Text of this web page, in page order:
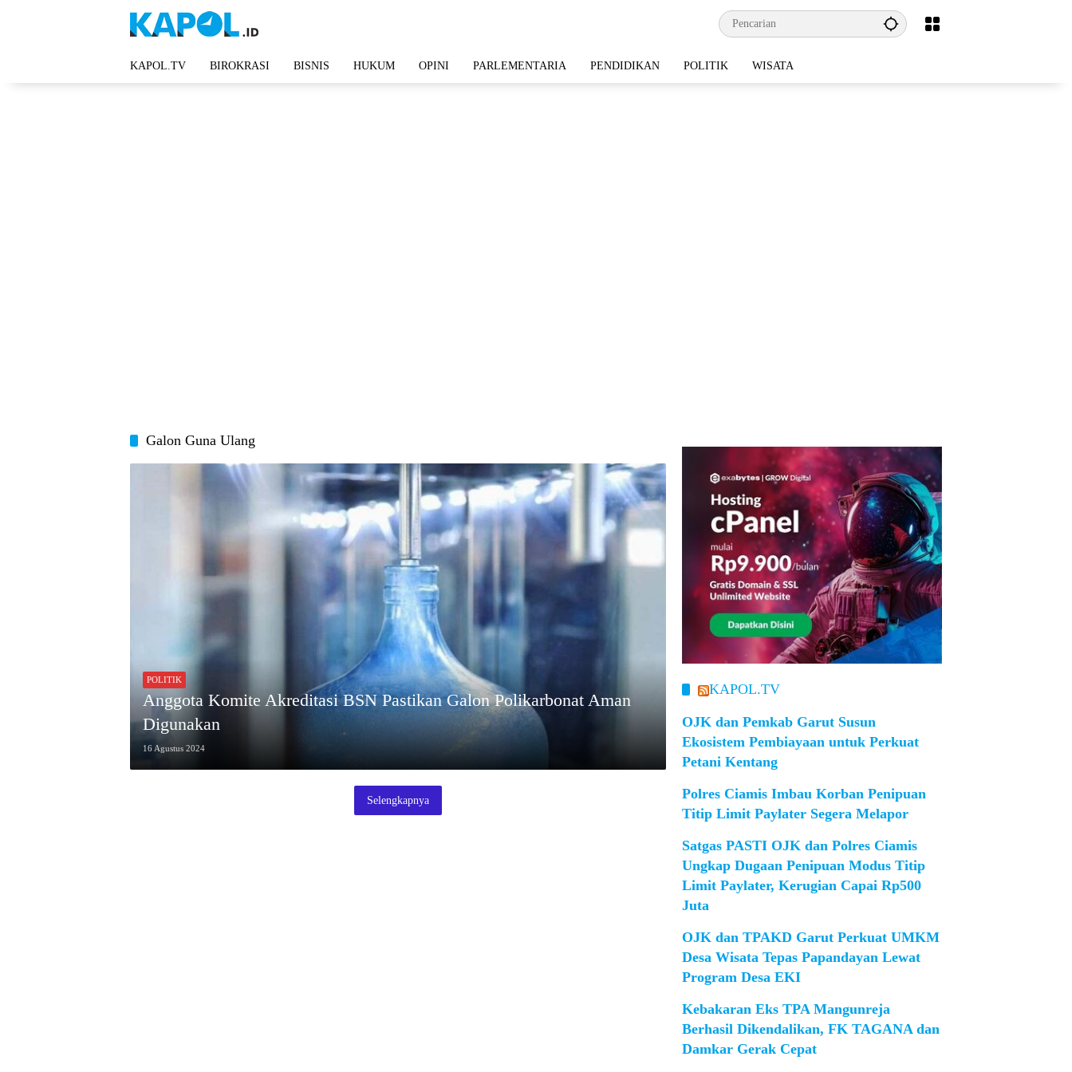
KAPOL.TV BIROKRASI BISNIS HUKUM OPINI PARLEMENTARIA PENDIDIKAN POLITIK WISATA
Galon Guna Ulang
POLITIK
Anggota Komite Akreditasi BSN Pastikan Galon Polikarbonat Aman
Digunakan
16 Agustus 2024
Selengkapnya
KAPOL.TV
OJK dan Pemkab Garut Susun
Ekosistem Pembiayaan untuk Perkuat
Petani Kentang
Polres Ciamis Imbau Korban Penipuan
Titip Limit Paylater Segera Melapor
Satgas PASTI OJK dan Polres Ciamis
Ungkap Dugaan Penipuan Modus Titip
Limit Paylater, Kerugian Capai Rp500
Juta
OJK dan TPAKD Garut Perkuat UMKM
Desa Wisata Tepas Papandayan Lewat
Program Desa EKI
Kebakaran Eks TPA Mangunreja
Berhasil Dikendalikan, FK TAGANA dan
Damkar Gerak Cepat